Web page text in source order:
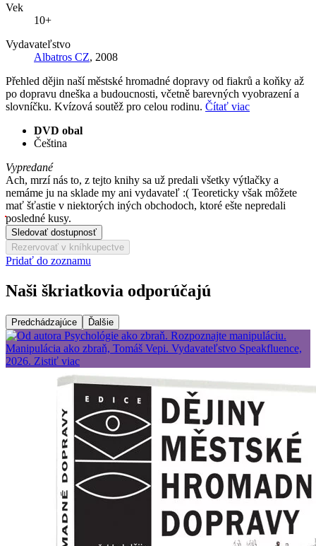
Vek
10+
Vydavateľstvo
Albatros CZ, 2008
Přehled dějin naší městské hromadné dopravy od fiakrů a koňky až
po dopravu dneška a budoucnosti, včetně barevných vyobrazení a
slovníčku. Kvízová soutěž pro celou rodinu. Čítať viac
DVD obal
Čeština
Vypredané
Ach, mrzí nás to, z tejto knihy sa už predali všetky výtlačky a
nemáme ju na sklade my ani vydavateľ :( Teoreticky však môžete
mať šťastie v niektorých iných obchodoch, ktoré ešte nepredali
posledné kusy.
Sledovať dostupnosť
Rezervovať v kníhkupectve
Pridať do zoznamu
Naši škriatkovia odporúčajú
Predchádzajúce Ďalšie